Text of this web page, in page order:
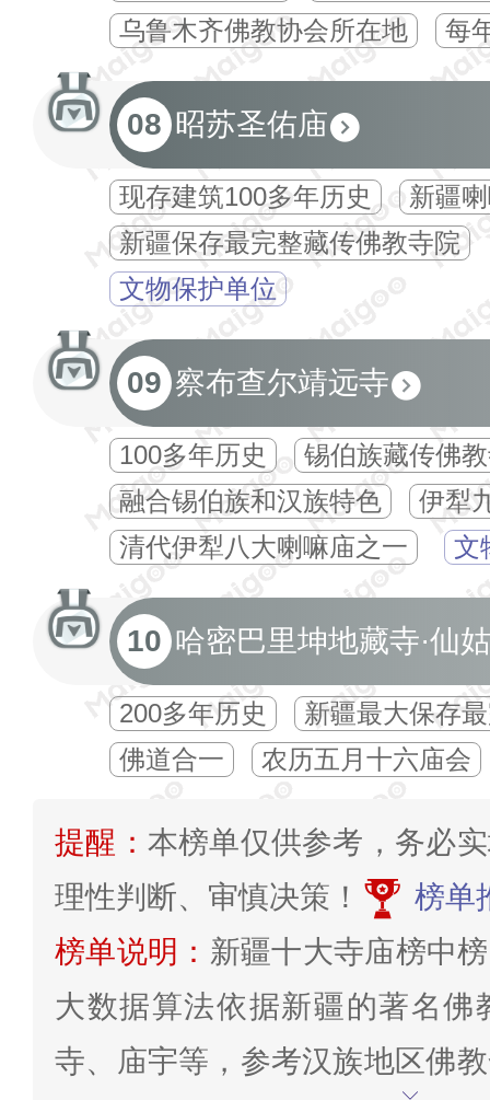
乌鲁木齐佛教协会所在地
每
08 昭苏圣佑庙
现存建筑100多年历史
新疆
新疆保存最完整藏传佛教寺院
文物保护单位
09 察布查尔靖远寺
100多年历史
锡伯族藏传佛
融合锡伯族和汉族特色
伊犁
清代伊犁八大喇嘛庙之一
文
10 哈密巴里坤地藏寺·仙
200多年历史
新疆最大保存
佛道合一
农历五月十六庙会
提醒： 本榜单仅供参考，务必
理性判断、审慎决策！
榜单
榜单说明： 新疆十大寺庙榜中
大数据算法依据新疆的著名佛
寺、庙宇等，参考汉族地区佛